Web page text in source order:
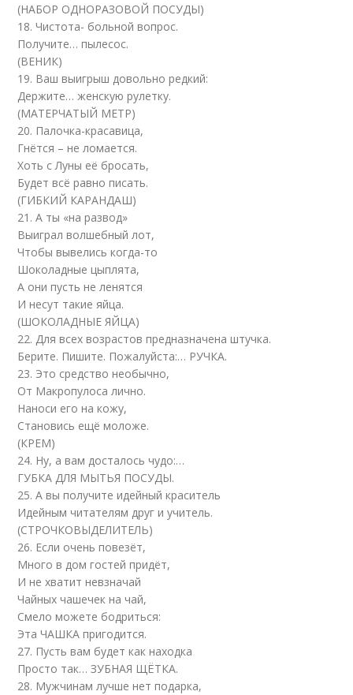
(НАБОР ОДНОРАЗОВОЙ ПОСУДЫ)
18. Чистота- больной вопрос.
Получите… пылесос.
(ВЕНИК)
19. Ваш выигрыш довольно редкий:
Держите… женскую рулетку.
(МАТЕРЧАТЫЙ МЕТР)
20. Палочка-красавица,
Гнётся – не ломается.
Хоть с Луны её бросать,
Будет всё равно писать.
(ГИБКИЙ КАРАНДАШ)
21. А ты «на развод»
Выиграл волшебный лот,
Чтобы вывелись когда-то
Шоколадные цыплята,
А они пусть не ленятся
И несут такие яйца.
(ШОКОЛАДНЫЕ ЯЙЦА)
22. Для всех возрастов предназначена штучка.
Берите. Пишите. Пожалуйста:… РУЧКА.
23. Это средство необычно,
От Макропулоса лично.
Наноси его на кожу,
Становись ещё моложе.
(КРЕМ)
24. Ну, а вам досталось чудо:…
ГУБКА ДЛЯ МЫТЬЯ ПОСУДЫ.
25. А вы получите идейный краситель
Идейным читателям друг и учитель.
(СТРОЧКОВЫДЕЛИТЕЛЬ)
26. Если очень повезёт,
Много в дом гостей придёт,
И не хватит невзначай
Чайных чашечек на чай,
Смело можете бодриться:
Эта ЧАШКА пригодится.
27. Пусть вам будет как находка
Просто так… ЗУБНАЯ ЩЁТКА.
28. Мужчинам лучше нет подарка,